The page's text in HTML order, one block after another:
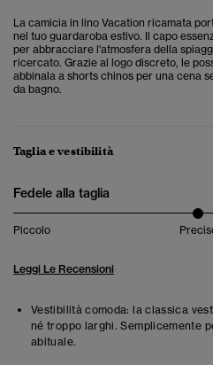
La camicia in lino Vacation ricamata
nel tuo guardaroba estivo. Il capo
per abbracciare l'atmosfera della
ricercato. Grazie al logo discreto, le
abbinala a shorts chinos per una cena
da bagno.
Taglia e vestibilità
Fedele alla taglia
Piccolo
Leggi Le Recensioni
Vestibilità comoda: la classica
né troppo larghi. Semplicemente
abituale.